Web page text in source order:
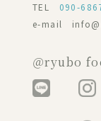
TEL 090-
e-mail
＠ryubo